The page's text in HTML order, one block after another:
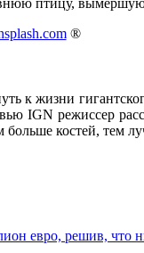
®
к жизни
режиссер
костей, тем